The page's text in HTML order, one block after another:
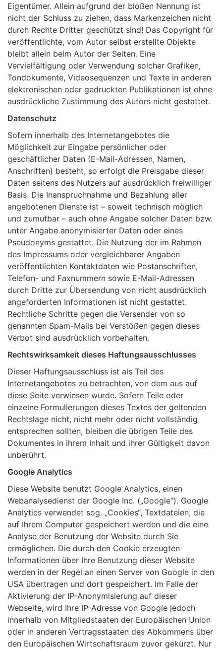
Eigentümer. Allein aufgrund der bloßen Nennung ist
nicht der Schluss zu ziehen, dass Markenzeichen nicht
durch Rechte Dritter geschützt sind! Das Copyright für
veröffentlichte, vom Autor selbst erstellte Objekte
bleibt allein beim Autor der Seiten. Eine
Vervielfältigung oder Verwendung solcher Grafiken,
Tondokumente, Videosequenzen und Texte in anderen
elektronischen oder gedruckten Publikationen ist ohne
ausdrückliche Zustimmung des Autors nicht gestattet.
Datenschutz
Sofern innerhalb des Internetangebotes die
Möglichkeit zur Eingabe persönlicher oder
geschäftlicher Daten (E-Mail-Adressen, Namen,
Anschriften) besteht, so erfolgt die Preisgabe dieser
Daten seitens des Nutzers auf ausdrücklich freiwilliger
Basis. Die Inanspruchnahme und Bezahlung aller
angebotenen Dienste ist – soweit technisch möglich
und zumutbar – auch ohne Angabe solcher Daten bzw.
unter Angabe anonymisierter Daten oder eines
Pseudonyms gestattet. Die Nutzung der im Rahmen
des Impressums oder vergleichbarer Angaben
veröffentlichten Kontaktdaten wie Postanschriften,
Telefon- und Faxnummern sowie E-Mail-Adressen
durch Dritte zur Übersendung von nicht ausdrücklich
angeforderten Informationen ist nicht gestattet.
Rechtliche Schritte gegen die Versender von so
genannten Spam-Mails bei Verstößen gegen dieses
Verbot sind ausdrücklich vorbehalten.
Rechtswirksamkeit dieses Haftungsausschlusses
Dieser Haftungsausschluss ist als Teil des
Internetangebotes zu betrachten, von dem aus auf
diese Seite verwiesen wurde. Sofern Teile oder
einzelne Formulierungen dieses Textes der geltenden
Rechtslage nicht, nicht mehr oder nicht vollständig
entsprechen sollten, bleiben die übrigen Teile des
Dokumentes in ihrem Inhalt und ihrer Gültigkeit davon
unberührt.
Google Analytics
Diese Website benutzt Google Analytics, einen
Webanalysedienst der Google Inc. („Google“). Google
Analytics verwendet sog. „Cookies“, Textdateien, die
auf Ihrem Computer gespeichert werden und die eine
Analyse der Benutzung der Website durch Sie
ermöglichen. Die durch den Cookie erzeugten
Informationen über Ihre Benutzung dieser Website
werden in der Regel an einen Server von Google in den
USA übertragen und dort gespeichert. Im Falle der
Aktivierung der IP-Anonymisierung auf dieser
Webseite, wird Ihre IP-Adresse von Google jedoch
innerhalb von Mitgliedstaaten der Europäischen Union
oder in anderen Vertragsstaaten des Abkommens über
den Europäischen Wirtschaftsraum zuvor gekürzt. Nur